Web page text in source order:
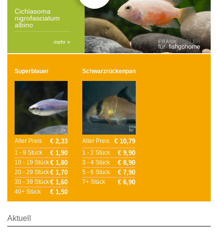
Cichlasoma
nigrofasciatum
albino
mehr »
Superblauer
Königssalmler
Alter Preis € 2,33
1 - 9 Stück € 1,90
10 - 19 Stück€ 1,80
20 - 29 Stück€ 1,70
30 - 39 Stück€ 1,60
40+ Stück € 1,50
Schwarzrückenpanzerwels
2,5 - 3 cm
Alter Preis € 10,79
1 - 2 Stück € 9,90
3 - 4 Stück € 8,90
5 - 6 Stück € 7,90
7+ Stück € 6,90
Aktuell